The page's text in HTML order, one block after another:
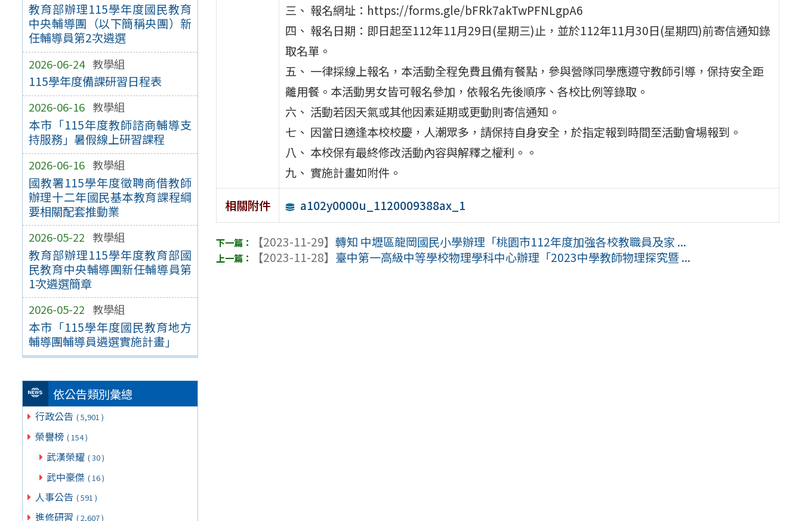
教育部辦理115學年度國民教育
中央輔導團（以下簡稱央團）新
任輔導員第2次遴選
2026-06-24 教學組
115學年度備課研習日程表
2026-06-16 教學組
本市「115年度教師諮商輔導支
持服務」暑假線上研習課程
2026-06-16 教學組
國教署115學年度徵聘商借教師
辦理十二年國民基本教育課程綱
要相關配套推動業
2026-05-22 教學組
教育部辦理115學年度教育部國
民教育中央輔導團新任輔導員第
1次遴選簡章
2026-05-22 教學組
本市「115學年度國民教育地方
輔導團輔導員遴選實施計畫」
依公告類別彙總
行政公告 ( 5,901 )
榮譽榜 ( 154 )
武漢榮耀 ( 30 )
武中豪傑 ( 16 )
人事公告 ( 591 )
進修研習 ( 2,607 )
三、 報名網址：https://forms.gle/bFRk7akTwPFNLgpA6
四、 報名日期：即日起至112年11月29日(星期三)止，並於112年11月30日(星期四)前寄信通知錄
取名單。
五、 一律採線上報名，本活動全程免費且備有餐點，參與營隊同學應遵守教師引導，保持安全距
離用餐。本活動男女皆可報名參加，依報名先後順序、各校比例等錄取。
六、 活動若因天氣或其他因素延期或更動則寄信通知。
七、 因當日適逢本校校慶，人潮眾多，請保持自身安全，於指定報到時間至活動會場報到。
八、 本校保有最終修改活動內容與解釋之權利。。
九、 實施計畫如附件。
相關附件
a102y0000u_1120009388ax_1
【2023-11-29】轉知 中壢區龍岡國民小學辦理「桃園市112年度加強各校教職員及家 ...
【2023-11-28】 臺中第一高級中等學校物理學科中心辦理「2023中學教師物理探究暨 ...